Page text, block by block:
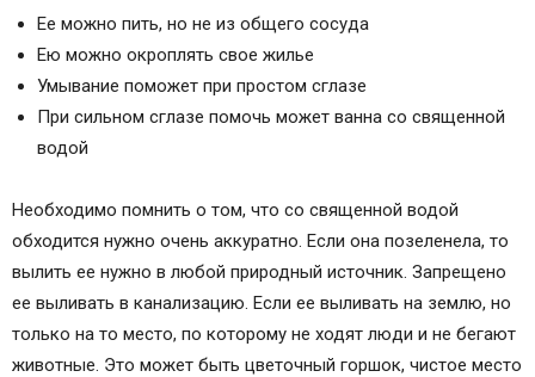
Ее можно пить, но не из общего сосуда
Ею можно окроплять свое жилье
Умывание поможет при простом сглазе
При сильном сглазе помочь может ванна со священной
водой
Необходимо помнить о том, что со священной водой
обходится нужно очень аккуратно. Если она позеленела, то
вылить ее нужно в любой природный источник. Запрещено
ее выливать в канализацию. Если ее выливать на землю, но
только на то место, по которому не ходят люди и не бегают
животные. Это может быть цветочный горшок, чистое место